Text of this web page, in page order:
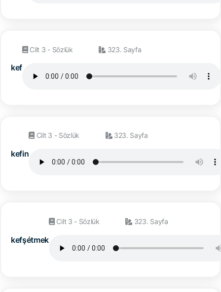
kef
Cilt 3 - Sözlük 323. Sayfa
kefin
Cilt 3 - Sözlük 323. Sayfa
kefşétmek
Cilt 3 - Sözlük 323. Sayfa